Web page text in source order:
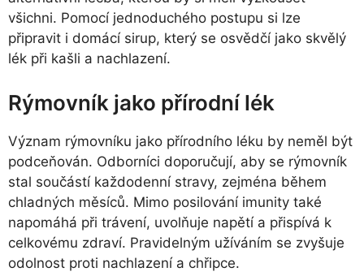
všichni. Pomocí jednoduchého postupu si lze
připravit i domácí sirup, který se osvědčí jako skvělý
lék při kašli a nachlazení.
Rýmovník jako přírodní lék
Význam rýmovníku jako přírodního léku by neměl být
podceňován. Odborníci doporučují, aby se rýmovník
stal součástí každodenní stravy, zejména během
chladných měsíců. Mimo posilování imunity také
napomáhá při trávení, uvolňuje napětí a přispívá k
celkovému zdraví. Pravidelným užíváním se zvyšuje
odolnost proti nachlazení a chřipce.